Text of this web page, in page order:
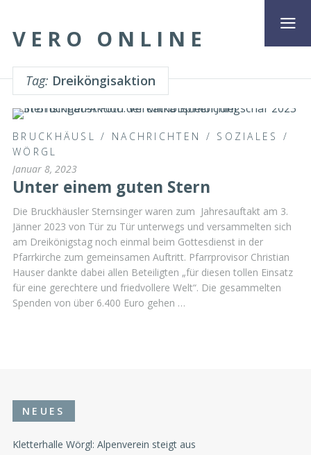
VERO ONLINE
Tag: Dreiköngisaktion
BRUCKHÄUSL / NACHRICHTEN / SOZIALES
/
WÖRGL
Januar 8, 2023
Unter einem guten Stern
Die Bruckhäusler Sternsinger waren zum Jahresauftakt am 3.
Jänner 2023 von Tür zu Tür unterwegs und versammelten sich
am Dreikönigstag noch einmal beim Gottesdienst in der
Pfarrkirche zum gemeinsamen Auftritt. Pfarrprovisor Christian
Hauser dankte dabei allen Beteiligten „für diesen tollen Einsatz
für eine gerechtere und friedvollere Welt“. Die gesammelten
Spenden von über 6.400 Euro gehen …
NEUES
Kletterhalle Wörgl: Alpenverein steigt aus